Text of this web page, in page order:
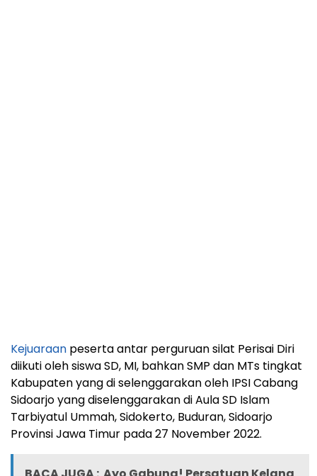
Kejuaraan peserta antar perguruan silat Perisai Diri
diikuti oleh siswa SD, MI, bahkan SMP dan MTs tingkat
Kabupaten yang di selenggarakan oleh IPSI Cabang
Sidoarjo yang diselenggarakan di Aula SD Islam
Tarbiyatul Ummah, Sidokerto, Buduran, Sidoarjo
Provinsi Jawa Timur pada 27 November 2022.